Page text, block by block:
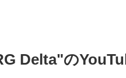
Delta"の